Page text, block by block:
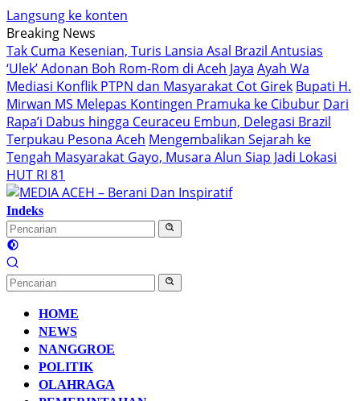
Langsung ke konten
Breaking News
Tak Cuma Kesenian, Turis Lansia Asal Brazil Antusias
‘Ulek’ Adonan Boh Rom-Rom di Aceh Jaya Ayah Wa
Mediasi Konflik PTPN dan Masyarakat Cot Girek Bupati H.
Mirwan MS Melepas Kontingen Pramuka ke Cibubur Dari
Rapa’i Dabus hingga Ceuraceu Embun, Delegasi Brazil
Terpukau Pesona Aceh Mengembalikan Sejarah ke
Tengah Masyarakat Gayo, Musara Alun Siap Jadi Lokasi
HUT RI 81
Indeks
HOME
NEWS
NANGGROE
POLITIK
OLAHRAGA